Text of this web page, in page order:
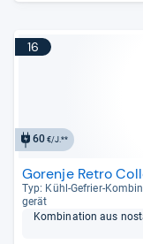
16
60€/J.**
Gorenje Retro
Typ: Kühl-​Gefrier-​
ge­rät
Kom­bi­na­tion aus